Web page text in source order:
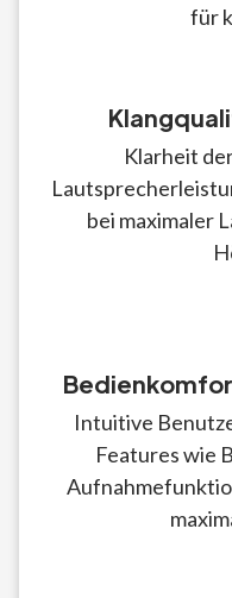
für
Klarheit
bei maximaler
Intuitive
Features wie